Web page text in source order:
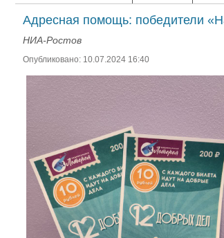
Адресная помощь: победители
НИА-Ростов
Опубликовано: 10.07.2024 16:40